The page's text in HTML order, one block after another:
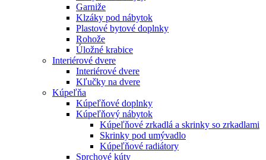
Garniže
Klzáky pod nábytok
Plastové bytové doplnky
Rohože
Úložné krabice
Interiérové dvere
Interiérové dvere
Kľučky na dvere
Kúpeľňa
Kúpeľňové doplnky
Kúpeľňový nábytok
Kúpeľňové zrkadlá a skrinky so zrkadlami
Skrinky pod umývadlo
Kúpeľňové radiátory
Sprchové kúty